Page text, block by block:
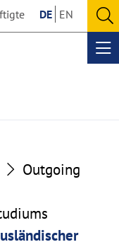
DE EN
Outgoing